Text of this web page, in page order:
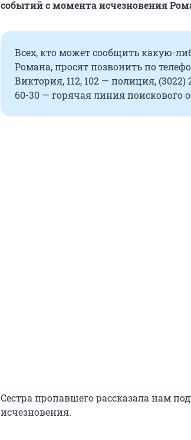
событий с момента исчезновения
Всех, кто может сообщить какую-
Романа, просят позвонить по
Виктория, 112, 102 — полиция,
60-30 — горячая линия поискового
Сестра пропавшего рассказала нам
исчезновения.